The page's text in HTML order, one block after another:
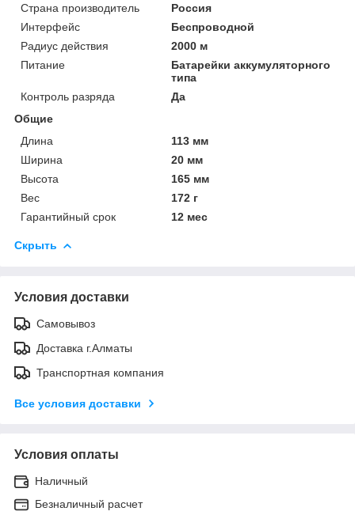
Страна производитель
Россия
Интерфейс
Беспроводной
Радиус действия
2000 м
Питание
Батарейки аккумуляторного
типа
Контроль разряда
Да
Общие
Длина
113 мм
Ширина
20 мм
Высота
165 мм
Вес
172 г
Гарантийный срок
12 мес
Скрыть
Условия доставки
Самовывоз
Доставка г.Алматы
Транспортная компания
Все условия доставки
Условия оплаты
Наличный
Безналичный расчет